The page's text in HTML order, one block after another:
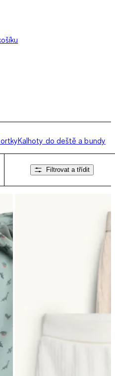
Kalhoty do deště a bundy
Filtrovat a třídit